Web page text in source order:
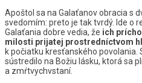
Apoštol sa na Galaťanov obracia s
svedomím: preto je tak tvrdý. Ide o
Galaťania dobre vedia, že ich
milosti prijatej prostredníctvom
k počiatku kresťanského povolania.
sústredilo na Božiu lásku, ktorá sa
a zmŕtvychvstaní.